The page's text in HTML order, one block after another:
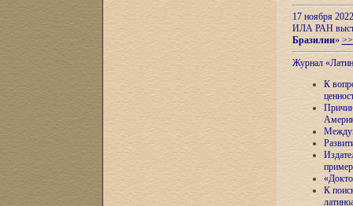
17 ноября
ИЛА РАН
Бразилии»
Журнал
К
К